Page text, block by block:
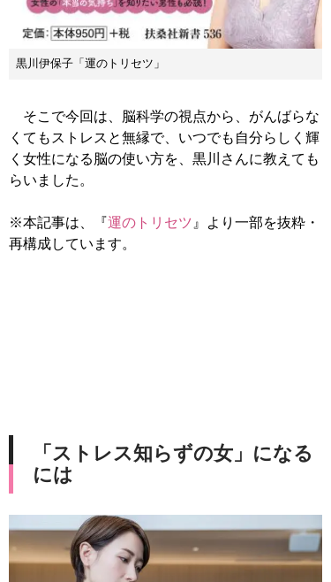
黒川伊保子「運のトリセツ」
そこで今回は、脳科学の視点から、がんばらな
くてもストレスと無縁で、いつでも自分らしく輝
く女性になる脳の使い方を、黒川さんに教えても
らいました。
※本記事は、『運のトリセツ 』より一部を抜粋・
再構成しています。
「ストレス知らずの女」になる
には